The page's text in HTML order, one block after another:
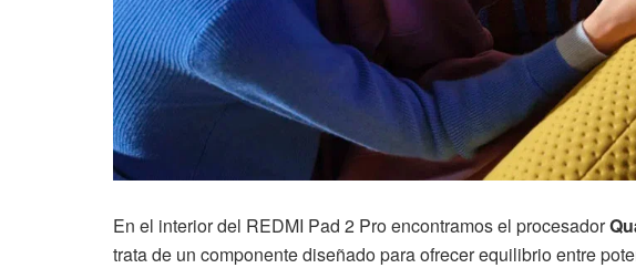
En el interior del REDMI Pad 2 Pro encontramos el procesador
trata de un componente diseñado para ofrecer equilibrio entre